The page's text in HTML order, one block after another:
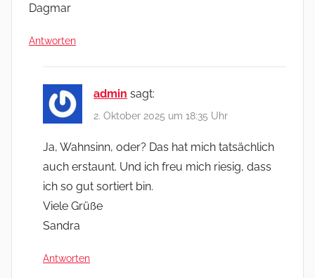
Dagmar
Antworten
admin sagt:
2. Oktober 2025 um 18:35 Uhr
Ja, Wahnsinn, oder? Das hat mich tatsächlich
auch erstaunt. Und ich freu mich riesig, dass
ich so gut sortiert bin.
Viele Grüße
Sandra
Antworten